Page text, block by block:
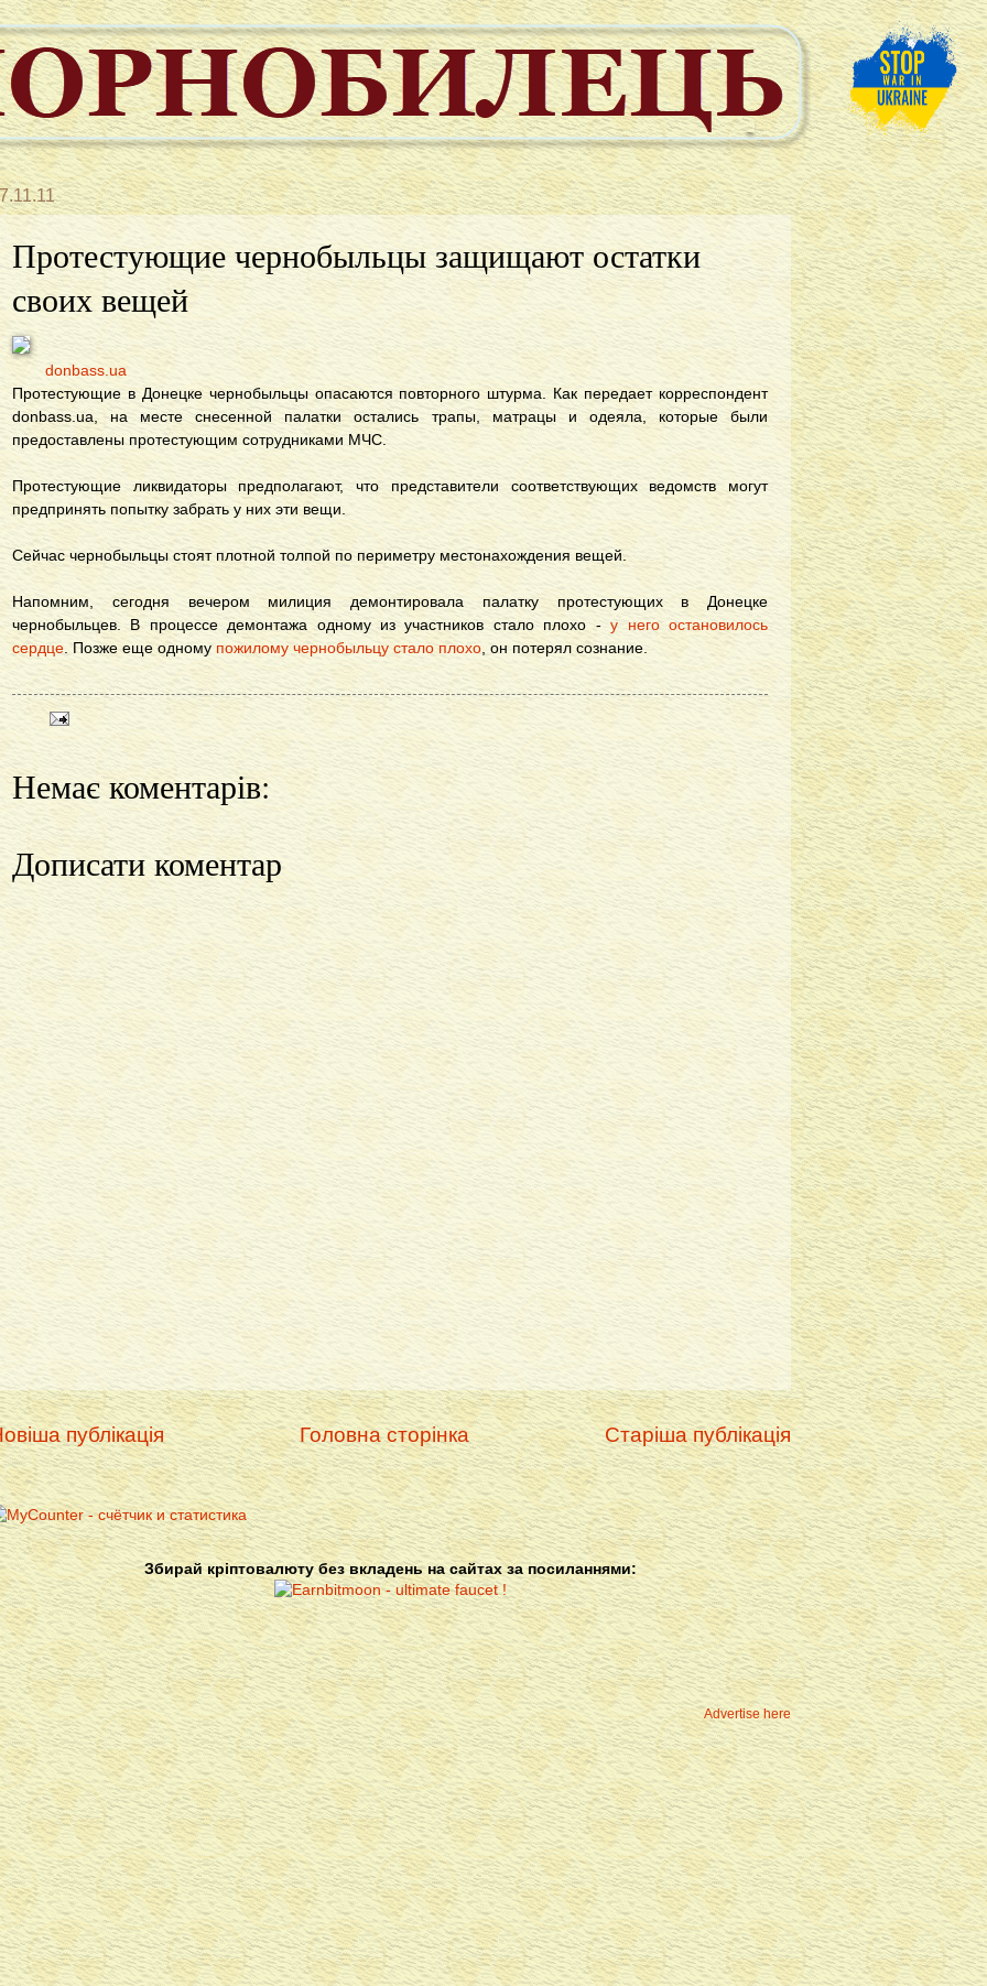
Протестующие чернобыльцы защищают остатки
своих вещей
donbass.ua
Протестующие в Донецке чернобыльцы опасаются повторного штурма. Как передает корреспондент
donbass.ua, на месте снесенной палатки остались трапы, матрацы и одеяла, которые были
предоставлены протестующим сотрудниками МЧС.
Протестующие ликвидаторы предполагают, что представители соответствующих ведомств могут
предпринять попытку забрать у них эти вещи.
Сейчас чернобыльцы стоят плотной толпой по периметру местонахождения вещей.
Напомним, сегодня вечером милиция демонтировала палатку протестующих в Донецке
чернобыльцев. В процессе демонтажа одному из участников стало плохо -у него остановилось
сердце. Позже еще одному пожилому чернобыльцу стало плохо, он потерял сознание.
Немає коментарів:
Дописати коментар
публікація Старіша публікація
Головна сторінка
Збирай кріптовалюту без вкладень на сайтах за посиланнями:
Advertise here